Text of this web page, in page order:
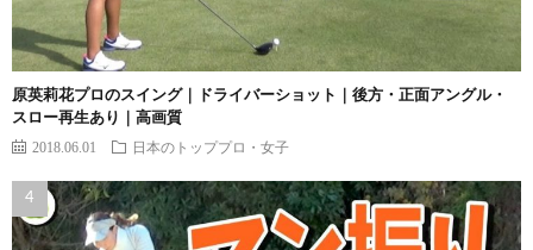
原英莉花プロのスイング｜ドライバーショット｜後方・正面アングル・
スロー再生あり｜高画質
2018.06.01 日本のトッププロ・女子